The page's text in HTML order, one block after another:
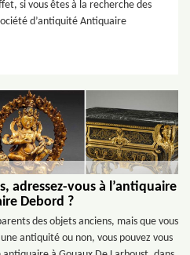
si vous êtes à la recherche des
d’antiquité Antiquaire
adressez-vous à l’antiquaire
Debord ?
des objets anciens, mais que vous
antiquité ou non, vous pouvez vous